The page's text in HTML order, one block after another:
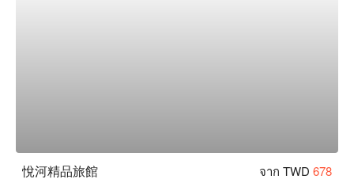
悅河精品旅館 จาก TWD 678